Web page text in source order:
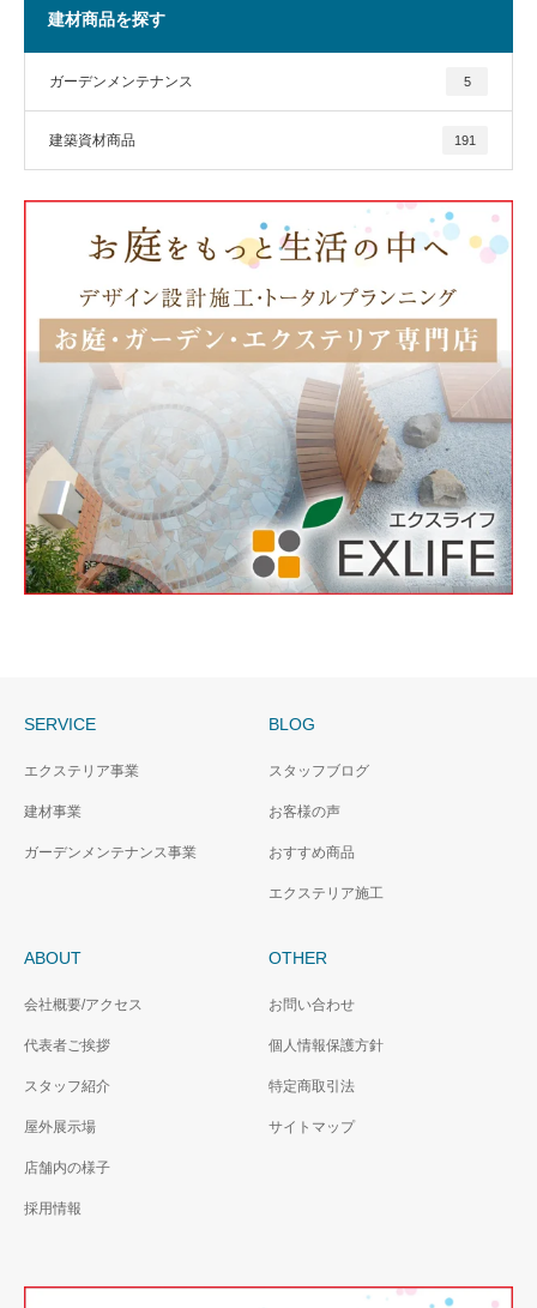
建材商品を探す
ガーデンメンテナンス 5
建築資材商品 191
SERVICE
エクステリア事業
建材事業
ガーデンメンテナンス事業
BLOG
スタッフブログ
お客様の声
おすすめ商品
エクステリア施工
ABOUT
会社概要/アクセス
代表者ご挨拶
スタッフ紹介
屋外展示場
店舗内の様子
採用情報
OTHER
お問い合わせ
個人情報保護方針
特定商取引法
サイトマップ